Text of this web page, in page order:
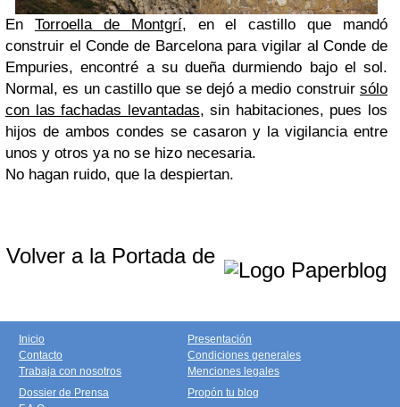
En Torroella de Montgrí, en el castillo que mandó
construir el Conde de Barcelona para vigilar al Conde de
Empuries, encontré a su dueña durmiendo bajo el sol.
Normal, es un castillo que se dejó a medio construir sólo
con las fachadas levantadas, sin habitaciones, pues los
hijos de ambos condes se casaron y la vigilancia entre
unos y otros ya no se hizo necesaria.
No hagan ruido, que la despiertan.
Volver a la Portada de
Inicio
Contacto
Trabaja con nosotros
Presentación
Condiciones generales
Menciones legales
Dossier de Prensa
Propón tu blog